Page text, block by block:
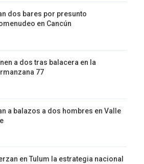
dos bares por presunto
en Cancún
a dos tras balacera en la
77
a balazos a dos hombres en Valle
en Tulum la estrategia nacional